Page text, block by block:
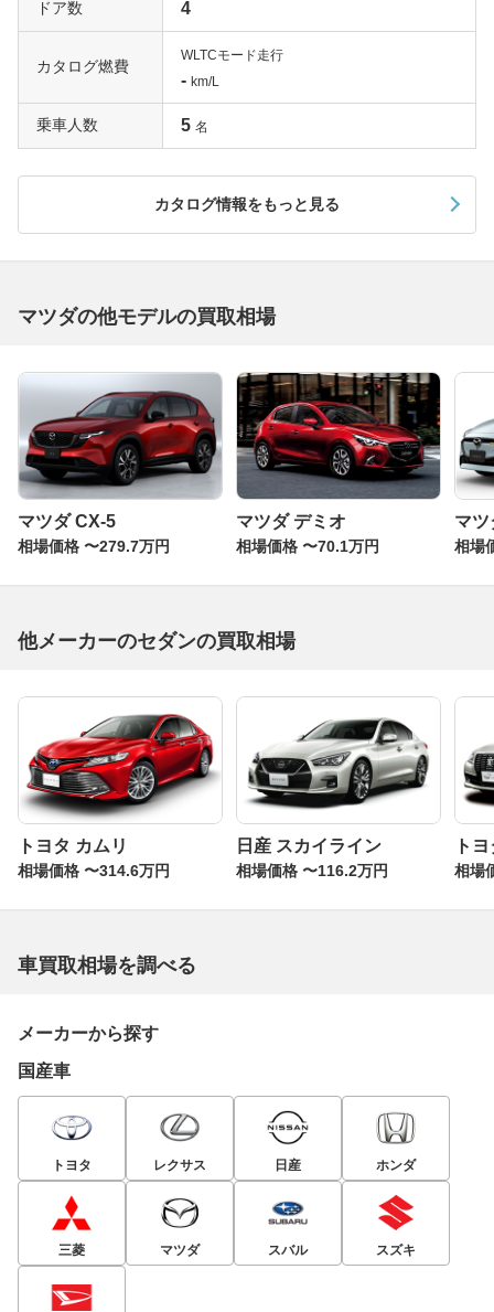
ドア数 4
カタログ燃費
WLTCモード走行
- km/L
乗車人数 5 名
カタログ情報をもっと見る
マツダの他モデルの買取相場
マツダ CX-5
相場価格 〜279.7万円
マツダ デミオ
相場価格 〜70.1万円
マ
相場
他メーカーのセダンの買取相場
トヨタ カムリ
相場価格 〜314.6万円
日産 スカイライン
相場価格 〜116.2万円
ト
相場
車買取相場を調べる
メーカーから探す
国産車
トヨタ レクサス 日産 ホンダ
三菱 マツダ スバル スズキ